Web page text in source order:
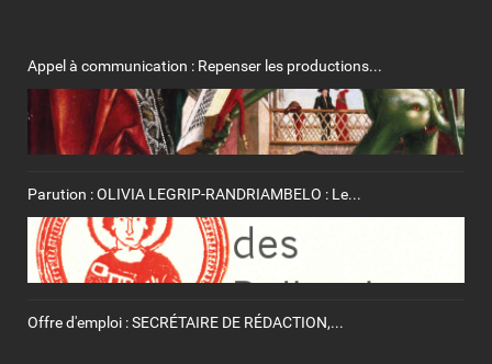
Appel à communication : Repenser les productions...
Parution : OLIVIA LEGRIP-RANDRIAMBELO : Le...
Offre d'emploi : SECRÉTAIRE DE RÉDACTION,...